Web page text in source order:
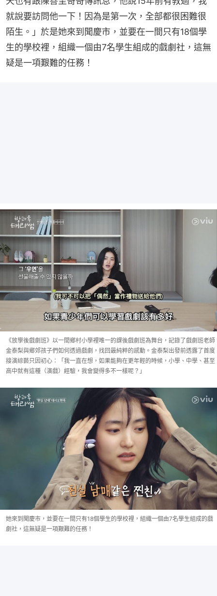
就說要訪問他一下！因為是第一次，全部都很困難很
陌生。」於是她來到聞慶市，並要在一間只有18個學
生的學校裡，組織一個由7名學生組成的戲劇社，這無
疑是一項艱難的任務！
《放學後戲劇班》以一間鄉村小學裡唯一的課後戲劇班為舞台，記錄了戲劇班老師
金泰梨與鄉郊孩子們如何透過戲劇，找回最純粹的感動。金泰梨出發前透露了首度
接演綜藝只因初心：「我一直在想，如果能夠在更年輕的時候，小學、中學、甚至
高中就有這種（演戲）經驗，我會變得多不一樣呢？」
她來到聞慶市，並要在一間只有18個學生的學校裡，組織一個由7名學生組成的戲
劇社，這無疑是一項艱難的任務！